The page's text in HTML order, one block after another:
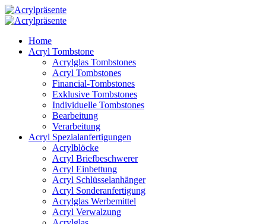
Home
Acryl Tombstone
Acrylglas Tombstones
Acryl Tombstones
Financial-Tombstones
Exklusive Tombstones
Individuelle Tombstones
Bearbeitung
Verarbeitung
Acryl Spezialanfertigungen
Acrylblöcke
Acryl Briefbeschwerer
Acryl Einbettung
Acryl Schlüsselanhänger
Acryl Sonderanfertigung
Acrylglas Werbemittel
Acryl Verwalzung